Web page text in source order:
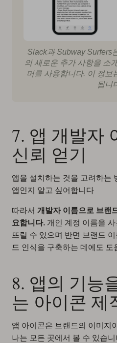
Slack과 Subway Surfers
의 새로운 추가 사항을 소
머를 사용합니다. 이 정보
됩니
7. 앱 개발자
신뢰 얻기
앱을 설치하는 것을 고려하는
앱인지 알고 싶어합니다
따라서 개발자 이름으로 브랜
요합니다. 개인 계정 이름을
뜨릴 수 있으며 반면 브랜드
드 인식을 구축하는 데에도 도
8. 앱의 기능
는 아이콘 제
앱 아이콘은 브랜드의 이미지
나는 모든 곳에서 볼 수 있습니